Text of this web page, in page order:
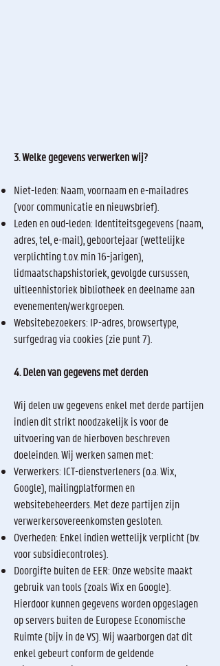
3. Welke gegevens verwerken wij?
Niet-leden: Naam, voornaam en e-mailadres
(voor communicatie en nieuwsbrief).
Leden en oud-leden: Identiteitsgegevens (naam,
adres, tel, e-mail), geboortejaar (wettelijke
verplichting t.o.v. min 16-jarigen),
lidmaatschapshistoriek, gevolgde cursussen,
uitleenhistoriek bibliotheek en deelname aan
evenementen/werkgroepen.
Websitebezoekers: IP-adres, browsertype,
surfgedrag via cookies (zie punt 7).
4. Delen van gegevens met derden
Wij delen uw gegevens enkel met derde partijen
indien dit strikt noodzakelijk is voor de
uitvoering van de hierboven beschreven
doeleinden. Wij werken samen met:
Verwerkers: ICT-dienstverleners (o.a. Wix,
Google), mailingplatformen en
websitebeheerders. Met deze partijen zijn
verwerkersovereenkomsten gesloten.
Overheden: Enkel indien wettelijk verplicht (bv.
voor subsidiecontroles).
Doorgifte buiten de EER: Onze website maakt
gebruik van tools (zoals Wix en Google).
Hierdoor kunnen gegevens worden opgeslagen
op servers buiten de Europese Economische
Ruimte (bijv. in de VS). Wij waarborgen dat dit
enkel gebeurt conform de geldende